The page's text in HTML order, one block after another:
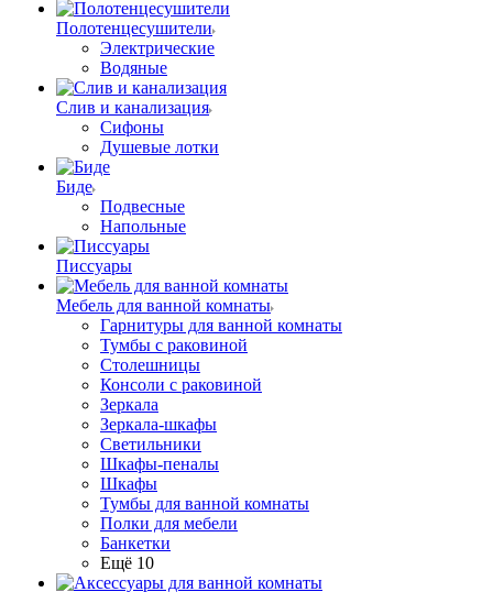
Полотенцесушители
Электрические
Водяные
Слив и канализация
Сифоны
Душевые лотки
Биде
Подвесные
Напольные
Писсуары
Мебель для ванной комнаты
Гарнитуры для ванной комнаты
Тумбы с раковиной
Столешницы
Консоли с раковиной
Зеркала
Зеркала-шкафы
Светильники
Шкафы-пеналы
Шкафы
Тумбы для ванной комнаты
Полки для мебели
Банкетки
Ещё 10